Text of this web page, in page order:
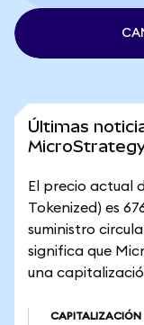
Últimas
El precio actual
Tokenized) es
suministro
significa que
una
CAPITALIZACIÓN